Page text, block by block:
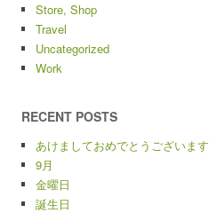
Store, Shop
Travel
Uncategorized
Work
RECENT POSTS
あけましておめでとうございます
9月
金曜日
誕生日